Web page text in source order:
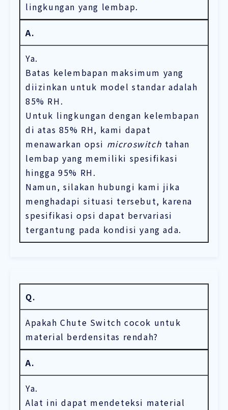
lingkungan yang lembap.
A.
Ya.
Batas kelembapan maksimum yang
diizinkan untuk model standar adalah
85% RH.
Untuk lingkungan dengan kelembapan
di atas 85% RH, kami dapat
menawarkan opsi microswitch tahan
lembap yang memiliki spesifikasi
hingga 95% RH.
Namun, silakan hubungi kami jika
menghadapi situasi tersebut, karena
spesifikasi opsi dapat bervariasi
tergantung pada kondisi yang ada.
Q.
Apakah Chute Switch cocok untuk
material berdensitas rendah?
A.
Ya.
Alat ini dapat mendeteksi material